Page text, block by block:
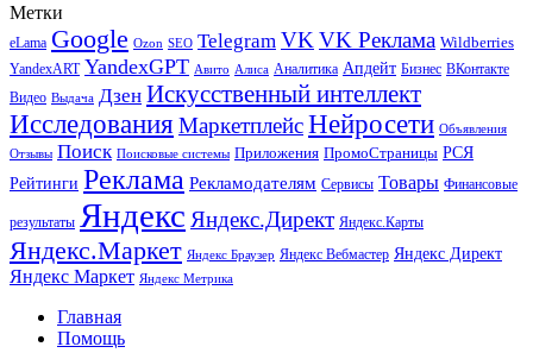
Метки
eLama Google Ozon SEO Telegram VK VK Реклама Wildberries
YandexART YandexGPT Авито Алиса Аналитика Апдейт Бизнес ВКонтакте
Видео Выдача Дзен Искусственный интеллект
Исследования МаркетплейсНейросети Объявления
Отзывы Поиск Поисковые системы Приложения ПромоСтраницы РСЯ
Рейтинги Реклама Рекламодателям Сервисы Товары Финансовые
результаты Яндекс Яндекс.Директ Яндекс.Карты
Яндекс.Маркет Яндекс Браузер Яндекс Вебмастер Яндекс Директ
Яндекс Маркет Яндекс Метрика
Главная
Помощь